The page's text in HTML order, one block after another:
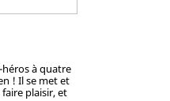
à quatre
! Il se met et
plaisir, et